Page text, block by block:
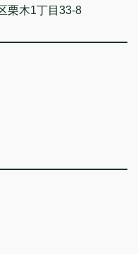
栗木1丁目33-8